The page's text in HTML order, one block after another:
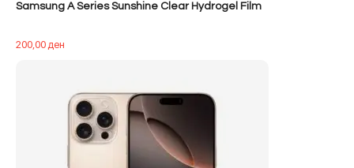
Samsung A Series Sunshine Clear Hydrogel Film
200,00ден